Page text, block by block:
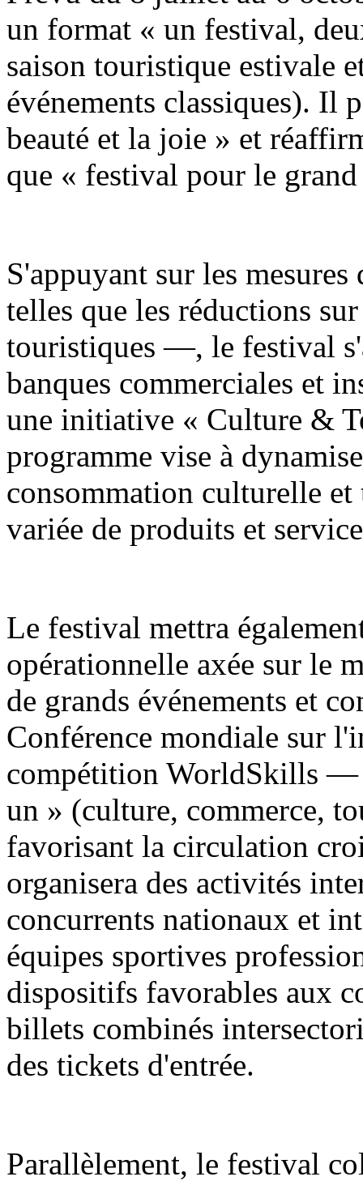
un format « un festival,
saison touristique estivale
événements classiques). Il
beauté et la joie » et
que « festival pour le
S'appuyant sur les
telles que les réductions
touristiques —, le festival
banques commerciales et
une initiative « Culture &
programme vise à
consommation culturelle et
variée de produits et
Le festival mettra
opérationnelle axée sur le
de grands événements et
Conférence mondiale sur
compétition WorldSkills —
un » (culture, commerce,
favorisant la circulation
organisera des activités
concurrents nationaux et
équipes sportives
dispositifs favorables aux
billets combinés
des tickets d'entrée.
Parallèlement, le festival